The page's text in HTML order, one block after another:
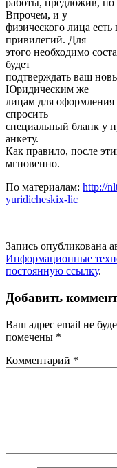
работы, предложив, по
Впрочем, и у
физического лица
привилегий. Для
этого необходимо
будет
подтверждать ваш
Юридическим же
лицам для оформления
спросить
специальный бланк у
анкету.
Как правило, после
мгновенно.
По материалам: http://
yuridicheskix-lic
Запись опубликована
Информационные
постоянную ссылку.
Добавить
Ваш адрес email не
помечены *
Комментарий *